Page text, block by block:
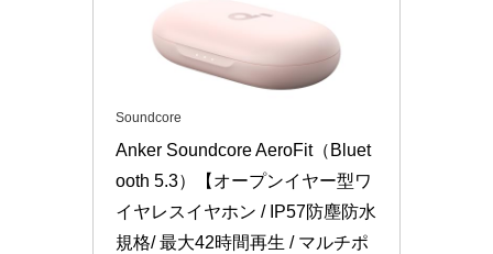
Soundcore
Anker Soundcore AeroFit（Bluet
ooth 5.3）【オープンイヤー型ワ
イヤレスイヤホン / IP57防塵防水
規格/ 最大42時間再生 / マルチポ